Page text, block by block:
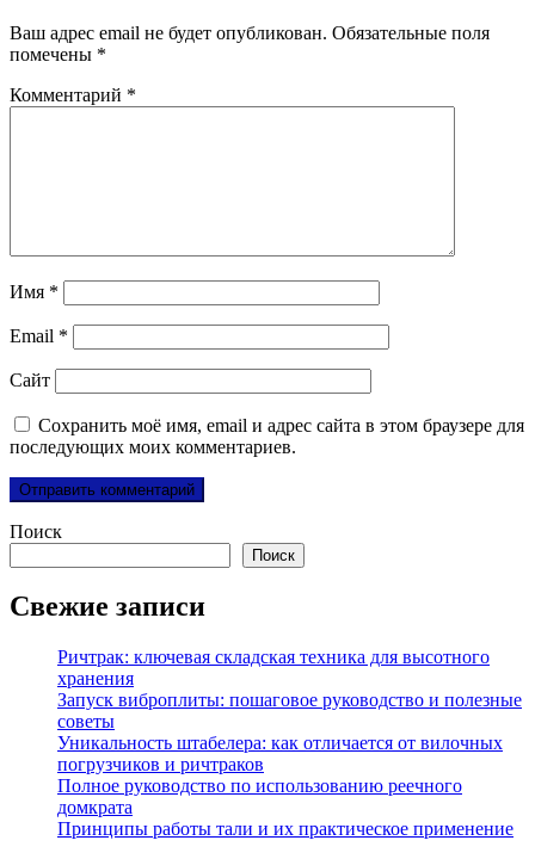
Ваш адрес email не будет опубликован. Обязательные поля
помечены *
Комментарий *
Имя *
Email *
Сайт
Сохранить моё имя, email и адрес сайта в этом браузере для
последующих моих комментариев.
Поиск
Поиск
Свежие записи
Ричтрак: ключевая складская техника для высотного
хранения
Запуск виброплиты: пошаговое руководство и полезные
советы
Уникальность штабелера: как отличается от вилочных
погрузчиков и ричтраков
Полное руководство по использованию реечного
домкрата
Принципы работы тали и их практическое применение